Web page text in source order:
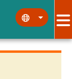
::: :::